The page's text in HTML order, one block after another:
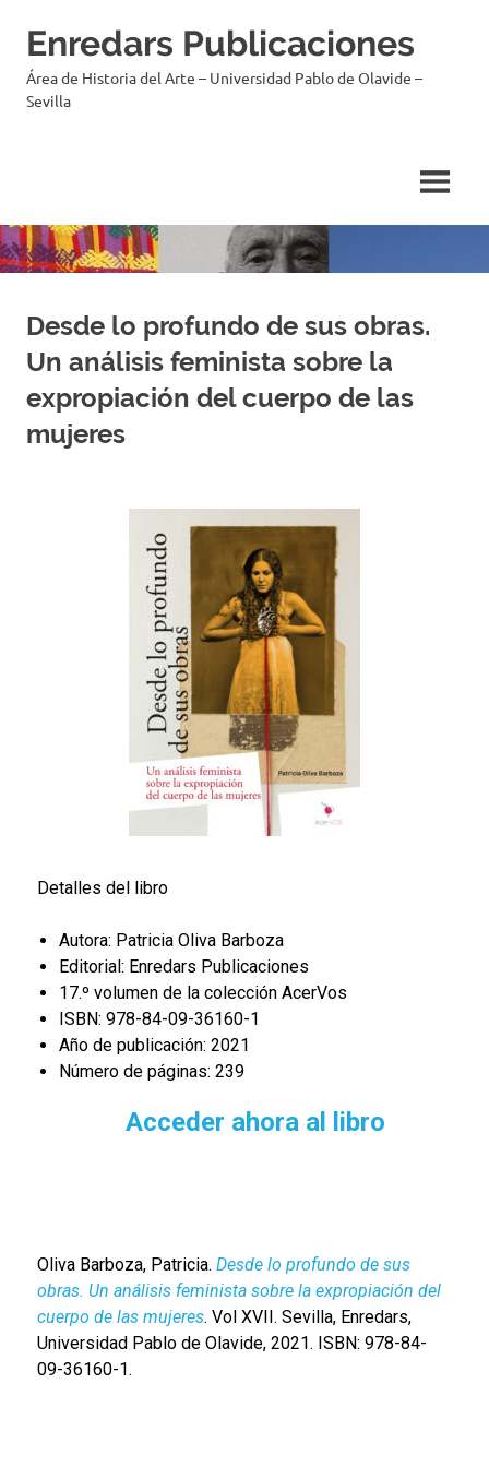
Enredars Publicaciones
Área de Historia del Arte – Universidad Pablo de Olavide –
Sevilla
Desde lo profundo de sus obras.
Un análisis feminista sobre la
expropiación del cuerpo de las
mujeres
Detalles del libro
Autora: Patricia Oliva Barboza
Editorial: Enredars Publicaciones
17.º volumen de la colección AcerVos
ISBN: 978-84-09-36160-1
Año de publicación: 2021
Número de páginas: 239
Acceder ahora al libro
Oliva Barboza, Patricia. Desde lo profundo de sus
obras. Un análisis feminista sobre la expropiación del
cuerpo de las mujeres. Vol XVII. Sevilla, Enredars,
Universidad Pablo de Olavide, 2021. ISBN: 978-84-
09-36160-1.